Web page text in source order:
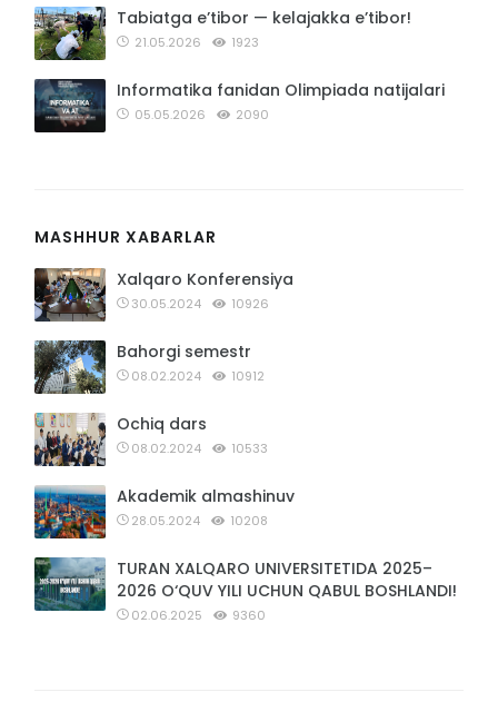
Tabiatga e’tibor — kelajakka e’tibor!
21.05.2026 1923
Informatika fanidan Olimpiada natijalari
05.05.2026 2090
MASHHUR XABARLAR
Xalqaro Konferensiya
30.05.2024 10926
Bahorgi semestr
08.02.2024 10912
Ochiq dars
08.02.2024 10533
Akademik almashinuv
28.05.2024 10208
TURAN XALQARO UNIVERSITETIDA 2025–
2026 O‘QUV YILI UCHUN QABUL BOSHLANDI!
02.06.2025 9360